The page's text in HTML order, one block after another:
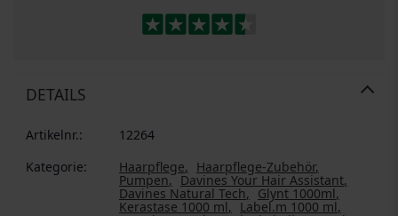
DETAILS
Artikelnr.:
12264
Kategorie:
Haarpflege Haarpflege-Zubehör
Pumpen Davines Your Hair Assistant
Davines Natural Tech Glynt 1000ml
Kerastase 1000 ml Label.m 1000 ml